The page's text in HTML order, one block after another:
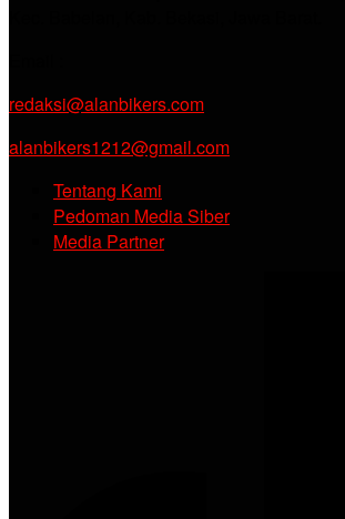
redaksi@alanbikers.com
alanbikers1212@gmail.com
Tentang Kami
Pedoman Media Siber
Media Partner